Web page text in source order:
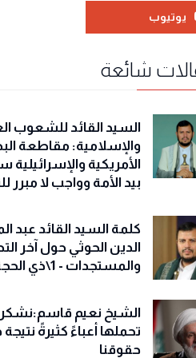
يوتيوب
شائعة
السيد القائد للشعوب
والإسلامية: مقاطعة
الأمريكية
بيد الأمة وواجب لا مبرر
كلمة السيد القائد عبد
الدين الحوثي حول آخر
والمستجدات - 1\ذي الحجة\1447
الشيخ نعيم قاسم:نشكر
تحملها أعباءً كثيرةً
حقوقنا